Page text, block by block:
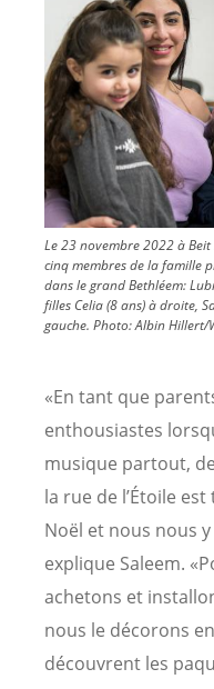
Le 23 novembre 2022 à
cinq membres de la famille
dans le grand Bethléem:
filles Celia (8 ans) à droite,
gauche. Photo:Albin Hillert/
«En tant que
enthousiastes
musique partout,
la rue de l’Étoile
Noël et nous nous
explique Saleem.
achetons et
nous le décorons
découvrent les